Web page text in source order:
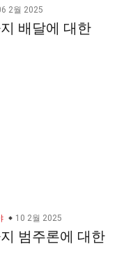
2월 2025
배달에 대한
10 2월 2025
범주론에 대한